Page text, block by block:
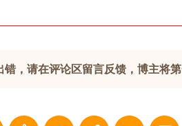
，请在评论区留言反馈，博主将